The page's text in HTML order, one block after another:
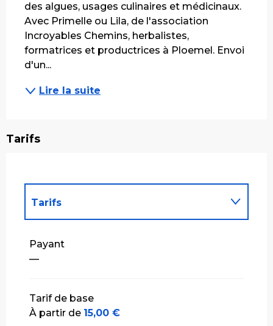
des algues, usages culinaires et médicinaux.
Avec Primelle ou Lila, de l'association
Incroyables Chemins, herbalistes,
formatrices et productrices à Ploemel. Envoi
d'un...
Lire la suite
Tarifs
Tarifs
Tarifs 2027
Payant
—
Tarif de base
À partir de 15,00 €